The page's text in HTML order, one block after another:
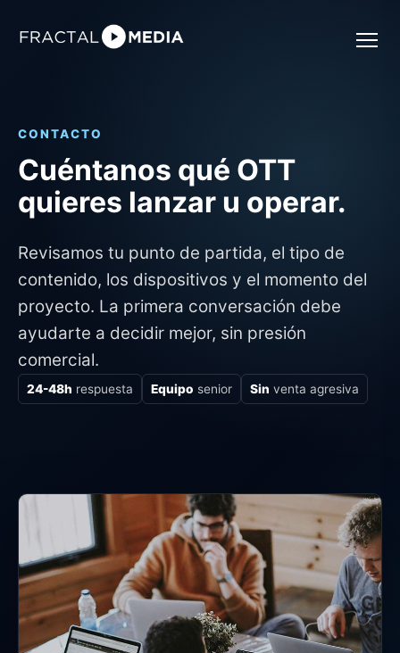
CONTACTO
Cuéntanos qué OTT
quieres lanzar u operar.
Revisamos tu punto de partida, el tipo de
contenido, los dispositivos y el momento del
proyecto. La primera conversación debe
ayudarte a decidir mejor, sin presión
comercial.
24-48h respuesta Equipo senior Sin venta agresiva